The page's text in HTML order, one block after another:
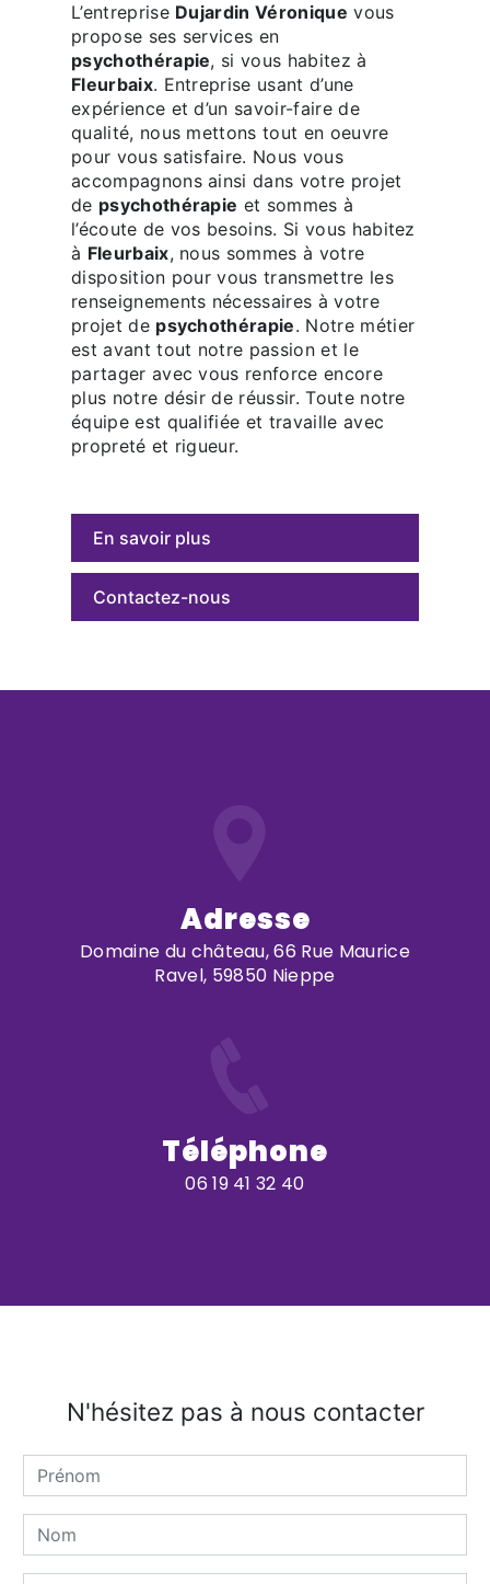
L’entreprise Dujardin Véronique vous
propose ses services en
psychothérapie, si vous habitez à
Fleurbaix. Entreprise usant d’une
expérience et d’un savoir-faire de
qualité, nous mettons tout en oeuvre
pour vous satisfaire. Nous vous
accompagnons ainsi dans votre projet
de psychothérapie et sommes à
l’écoute de vos besoins. Si vous habitez
à Fleurbaix, nous sommes à votre
disposition pour vous transmettre les
renseignements nécessaires à votre
projet de psychothérapie. Notre métier
est avant tout notre passion et le
partager avec vous renforce encore
plus notre désir de réussir. Toute notre
équipe est qualifiée et travaille avec
propreté et rigueur.
En savoir plus
Contactez-nous
Adresse
Domaine du château, 66 Rue Maurice
Ravel, 59850 Nieppe
Téléphone
06 19 41 32 40
N'hésitez pas à nous contacter